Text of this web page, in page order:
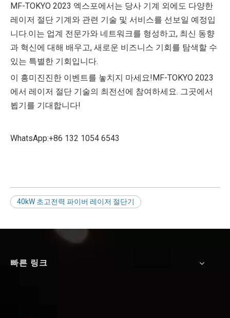
MF-TOKYO 2023 엑스포에서는 당사 기계 외에도 다양한
레이저 절단 기계와 관련 기술 및 서비스를 선보일 예정입
니다.이는 업계 전문가와 네트워크를 형성하고, 최신 동향
과 혁신에 대해 배우고, 새로운 비즈니스 기회를 탐색할 수
있는 특별한 기회입니다.
이 흥미진진한 이벤트를 놓치지 마세요!MF-TOKYO 2023
에서 레이저 절단 기술의 최전선에 참여하세요. 그곳에서
뵙기를 기대합니다!
WhatsApp:+86 132 1054 6543
40kW 초고전력 파이버 레이저 절단기
빠른 링크